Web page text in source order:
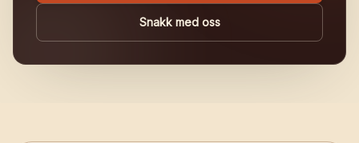
Snakk med oss